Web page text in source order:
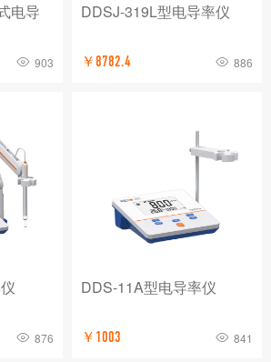
电导
903
DDSJ-319L型电导率仪
￥8782.4 886
876
DDS-11A型电导率仪
￥1003 841